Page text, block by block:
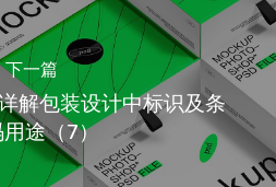
下一篇
解包装设计中标识及条
途（7）